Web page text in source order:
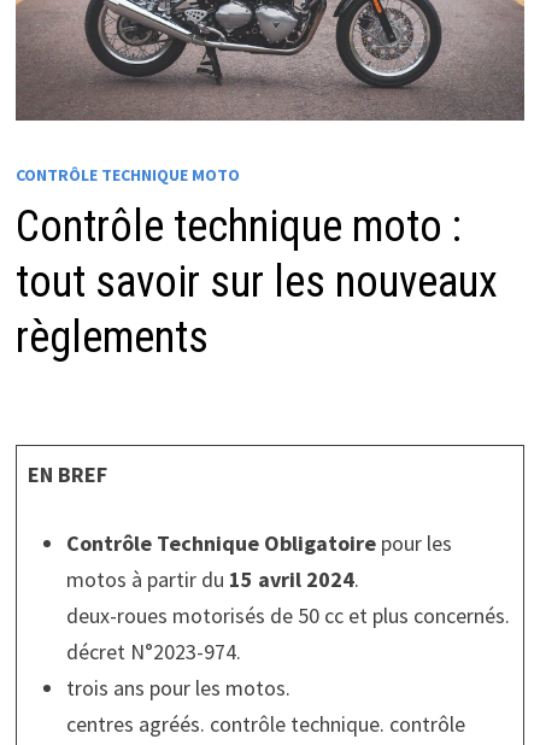
CONTRÔLE TECHNIQUE MOTO
Contrôle technique moto :
tout savoir sur les nouveaux
règlements
EN BREF
Contrôle Technique Obligatoirepour les
motos à partir du 15 avril 2024.
deux-roues motorisés de 50 cc et plus concernés.
décret N°2023-974.
trois ans pour les motos.
centres agréés. contrôle technique. contrôle